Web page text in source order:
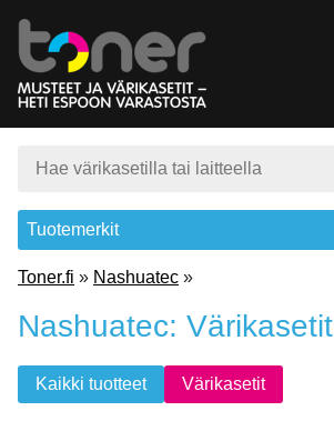
Tuotemerkit
Toner.fi » Nashuatec »
Nashuatec: Värikasetit
Kaikki tuotteet Värikasetit